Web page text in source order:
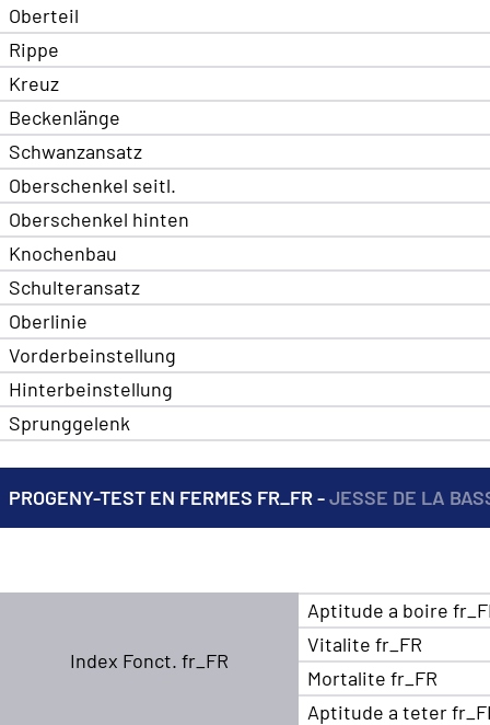
Oberteil
Rippe
Kreuz
Beckenlänge
Schwanzansatz
Oberschenkel seitl.
Oberschenkel hinten
Knochenbau
Schulteransatz
Oberlinie
Vorderbeinstellung
Hinterbeinstellung
Sprunggelenk
PROGENY-TEST EN FERMES FR_FR -JESSE DE LA
Index Fonct. fr_FR
Aptitude a boire
Vitalite fr_FR
Mortalite fr_FR
Aptitude a teter